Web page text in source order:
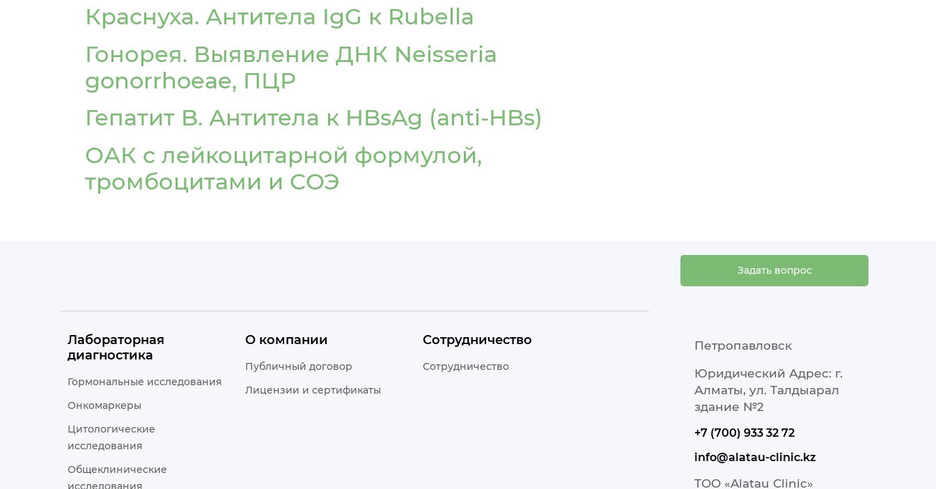
Краснуха. Антитела IgG к Rubella
Гонорея. Выявление ДНК Neisseria
gonorrhoeae, ПЦР
Гепатит B. Антитела к HBsAg (anti-HBs)
ОАК с лейкоцитарной формулой,
тромбоцитами и СОЭ
Задать вопрос
Лабораторная
диагностика
Гормональные исследования
Онкомаркеры
Цитологические
исследования
Общеклинические
исследования
О компании
Публичный договор
Лицензии и сертификаты
Сотрудничество
Сотрудничество
Петропавловск
Юридический Адрес: г.
Алматы, ул. Талдыарал
здание №2
+7 (700) 933 32 72
info@alatau-clinic.kz
ТОО «Alatau Clinic»